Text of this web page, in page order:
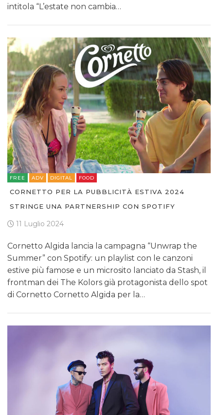
intitola “L’estate non cambia…
FREE ADV DIGITAL FOOD
CORNETTO PER LA PUBBLICITÀ ESTIVA 2024
STRINGE UNA PARTNERSHIP CON SPOTIFY
11 Luglio 2024
Cornetto Algida lancia la campagna “Unwrap the
Summer” con Spotify: un playlist con le canzoni
estive più famose e un microsito lanciato da Stash, il
frontman dei The Kolors già protagonista dello spot
di Cornetto Cornetto Algida per la…